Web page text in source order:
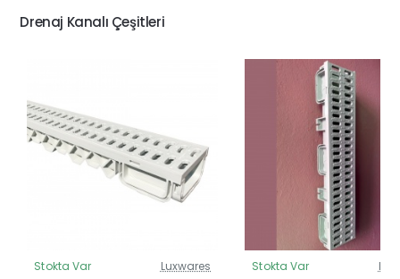
Drenaj Kanalı Çeşitleri
Güncel Fiyat
Stokta Var Luxwares Stokta Var